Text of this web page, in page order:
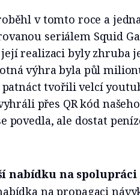
v tomto roce a
seriálem Squid
realizaci byly zhruba
výhra byla půl
tvořili velcí
přes QR kód
povedla, ale dostat
nabídku na spolupráci
na propagaci